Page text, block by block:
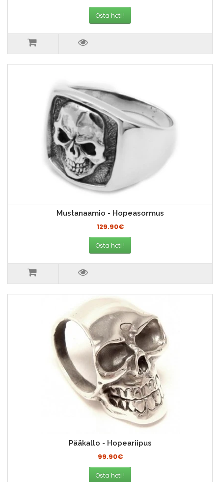
Osta heti !
Mustanaamio - Hopeasormus
129.90€
Osta heti !
Pääkallo - Hopeariipus
99.90€
Osta heti !